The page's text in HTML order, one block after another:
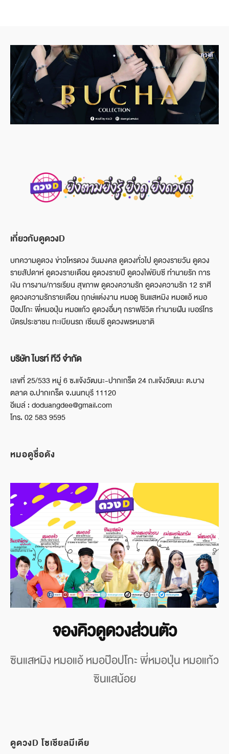
เกี่ยวกับดูดวงD
บทความดูดวง ข่าวโหรดวง วันมงคล ดูดวงทั่วไป ดูดวงรายวัน ดูดวง
รายสัปดาห์ ดูดวงรายเดือน ดูดวงรายปี ดูดวงไพ่ยิบซี ทำนายรัก การ
เงิน การงาน/การเรียน สุขภาพ ดูดวงความรัก ดูดวงความรัก 12 ราศี
ดูดวงความรักรายเดือน ฤกษ์แต่งงาน หมอดู ซินแสหมิง หมอแอ้ หมอ
ป๊อปโกะ พี่หมอปุ่น หมอแก้ว ดูดวงอื่นๆ กราฟชีวิต ทำนายฝัน เบอร์โทร
บัตรประชาชน ทะเบียนรถ เซียมซี ดูดวงพรหมชาติ
บริษัท ไบรท์ ทีวี จำกัด
เลขที่ 25/533 หมู่ 6 ซ.แจ้งวัฒนะ-ปากเกร็ด 24 ถ.แจ้งวัฒนะ ต.บาง
ตลาด อ.ปากเกร็ด จ.นนทบุรี 11120
อีเมล์ : doduangdee@gmail.com
โทร. 02 583 9595
หมอดูชื่อดัง
จองคิวดูดวงส่วนตัว
ซินแสหมิง หมอแอ้ หมอป๊อปโกะ พี่หมอปุ่น หมอแก้ว
ซินแสน้อย
ดูดวงD โซเชียลมีเดีย